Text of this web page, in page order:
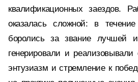
квалификационных заездов.
оказалась сложной: в
боролись за звание лучшей
генерировали и
энтузиазм и стремление к